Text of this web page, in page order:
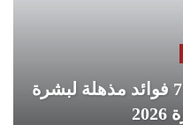
فوائد زيت الثوم للبشرة | 7 فوائد مذهلة لبشرة